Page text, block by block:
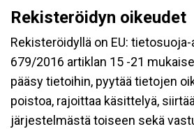
Rekisteröidyn oikeudet
Rekisteröidyllä on EU:
679/2016 artiklan 15 -21
pääsy tietoihin, pyytää tietojen
poistoa, rajoittaa käsittelyä,
järjestelmästä toiseen sekä